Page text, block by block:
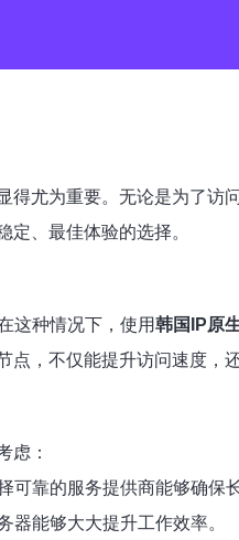
得尤为重要。无论是为了访
、最佳体验的选择。
这种情况下，使用韩国IP原
，不仅能提升访问速度，
虑：
可靠的服务提供商能够确保
器能够大大提升工作效率。